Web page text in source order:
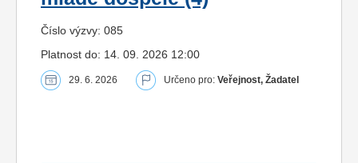
Číslo výzvy: 085
Platnost do: 14. 09. 2026 12:00
29. 6. 2026 Určeno pro: Veřejnost, Žadatel